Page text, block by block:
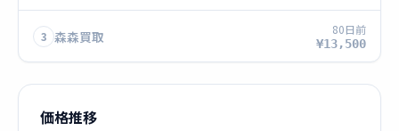
3 森森買取 80日前
¥13,500
価格推移